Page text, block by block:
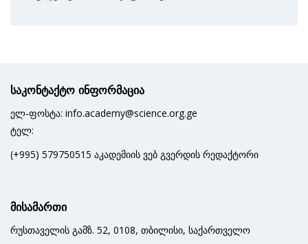
საკონტაქტო ინფორმაცია
ელ-ფოსტა: info.academy@science.org.ge
ტელ:
(+995) 579750515 აკადემიის ვებ გვერდის რედაქტორი
მისამართი
რუსთაველის გამზ. 52, 0108, თბილისი, საქართველო